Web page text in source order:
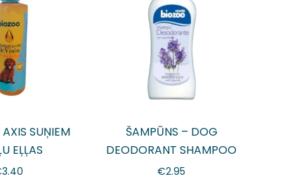
SUŅIEM
EĻĻAS
3.40
ŠAMPŪNS – DOG
DEODORANT SHAMPOO
250ml
€2.95